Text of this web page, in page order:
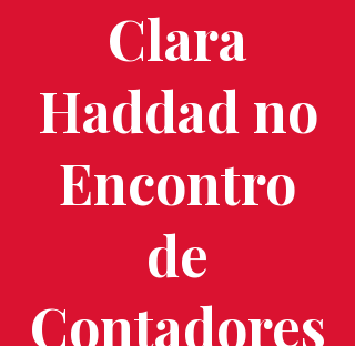
Clara
Haddad no
Encontro
de
Contadores